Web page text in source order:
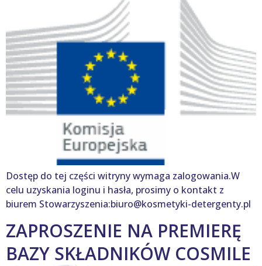
Dostęp do tej części witryny wymaga zalogowania.W
celu uzyskania loginu i hasła, prosimy o kontakt z
biurem Stowarzyszenia:biuro@kosmetyki-detergenty.pl
ZAPROSZENIE NA PREMIERĘ
BAZY SKŁADNIKÓW COSMILE